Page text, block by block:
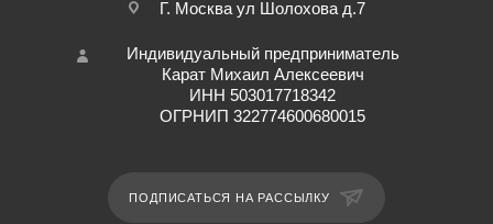
Г. Москва ул Шолохова д.7
Индивидуальный предприниматель
Карат Михаил Алексеевич
ИНН 503017718342
ОГРНИП 322774600680015
ПОДПИСАТЬСЯ НА РАССЫЛКУ